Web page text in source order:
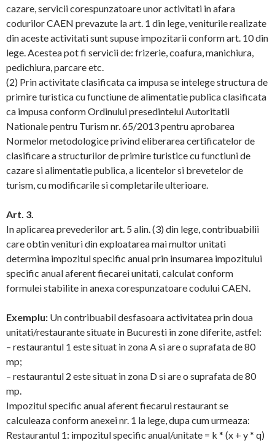
cazare, servicii corespunzatoare unor activitati in afara
codurilor CAEN prevazute la art. 1 din lege, veniturile realizate
din aceste activitati sunt supuse impozitarii conform art. 10 din
lege. Acestea pot fi servicii de: frizerie, coafura, manichiura,
pedichiura, parcare etc.
(2) Prin activitate clasificata ca impusa se intelege structura de
primire turistica cu functiune de alimentatie publica clasificata
ca impusa conform Ordinului presedintelui Autoritatii
Nationale pentru Turism nr. 65/2013 pentru aprobarea
Normelor metodologice privind eliberarea certificatelor de
clasificare a structurilor de primire turistice cu functiuni de
cazare si alimentatie publica, a licentelor si brevetelor de
turism, cu modificarile si completarile ulterioare.
Art. 3.
In aplicarea prevederilor art. 5 alin. (3) din lege, contribuabilii
care obtin venituri din exploatarea mai multor unitati
determina impozitul specific anual prin insumarea impozitului
specific anual aferent fiecarei unitati, calculat conform
formulei stabilite in anexa corespunzatoare codului CAEN.
Exemplu: Un contribuabil desfasoara activitatea prin doua
unitati/restaurante situate in Bucuresti in zone diferite, astfel:
– restaurantul 1 este situat in zona A si are o suprafata de 80
mp;
– restaurantul 2 este situat in zona D si are o suprafata de 80
mp.
Impozitul specific anual aferent fiecarui restaurant se
calculeaza conform anexei nr. 1 la lege, dupa cum urmeaza:
Restaurantul 1: impozitul specific anual/unitate = k * (x + y * q)